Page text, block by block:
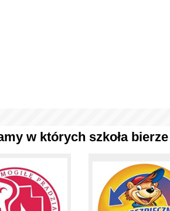
w których szkoła bierze